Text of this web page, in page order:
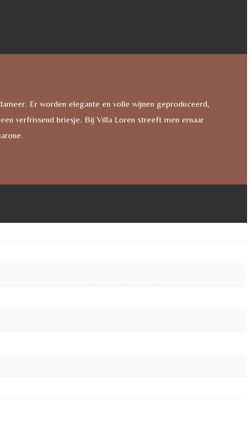
Er worden elegante en volle wijnen geproduceerd,
verfrissend briesje. Bij Villa Loren streeft men ernaar